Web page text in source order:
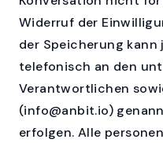
Widerruf der
der Speicherung
telefonisch an den
Verantwortlichen
(info@anbit.io)
erfolgen. Alle